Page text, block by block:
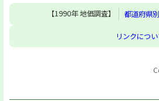
【1990年 地価調査】 都道府県
リンクにつ